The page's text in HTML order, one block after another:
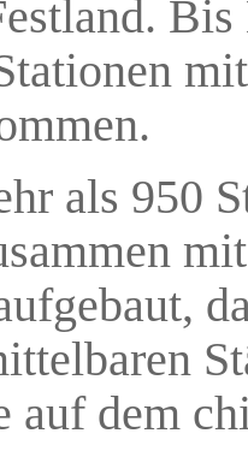
als 950
auf dem